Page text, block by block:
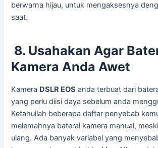
berwarna hijau, untuk mengaksesnya
saat.
8. Usahakan Agar
Kamera Anda Awet
Kamera DSLR EOS anda terbuat dari
yang perlu diisi daya sebelum anda
Ketahuilah beberapa daftar penyebab
melemahnya baterai kamera manual,
ulang. Ada banyak variabel yang